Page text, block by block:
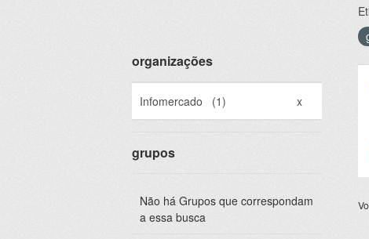
organizações
Infomercado (1) x
grupos
Não há Grupos que correspondam
a essa busca